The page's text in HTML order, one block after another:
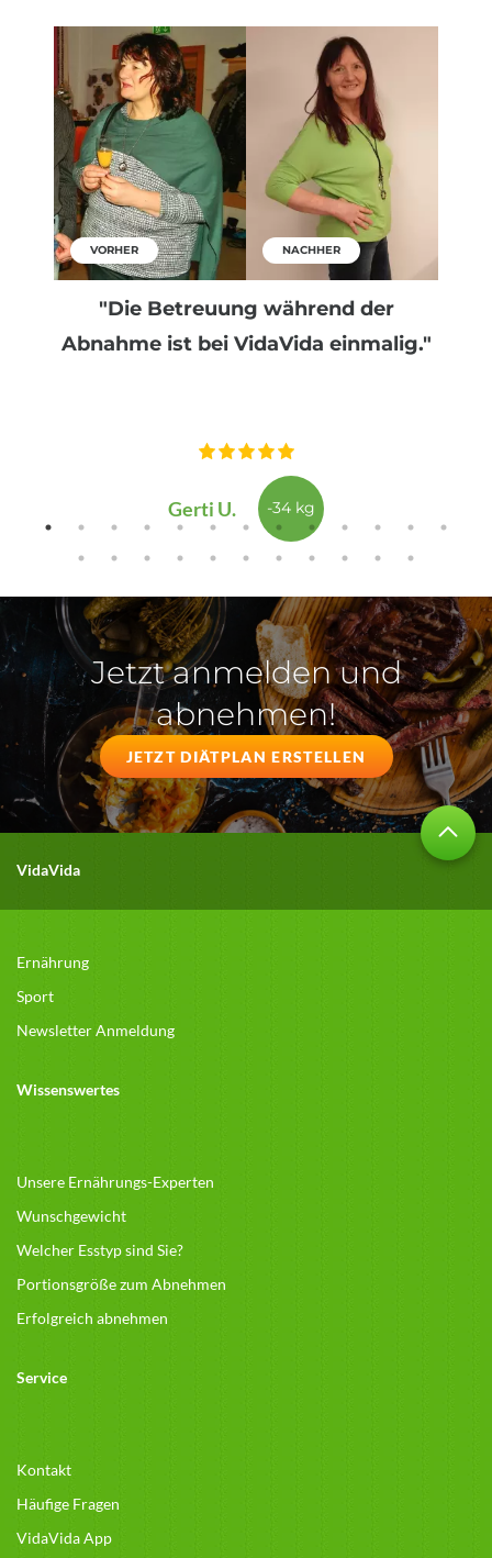
VORHER NACHHER
"Die Betreuung während der
Abnahme ist bei VidaVida einmalig."
Gerti U. -34 kg
Jetzt anmelden und
abnehmen!
JETZT DIÄTPLAN ERSTELLEN
VidaVida
Ernährung
Sport
Newsletter Anmeldung
Wissenswertes
Unsere Ernährungs-Experten
Wunschgewicht
Welcher Esstyp sind Sie?
Portionsgröße zum Abnehmen
Erfolgreich abnehmen
Service
Kontakt
Häufige Fragen
VidaVida App